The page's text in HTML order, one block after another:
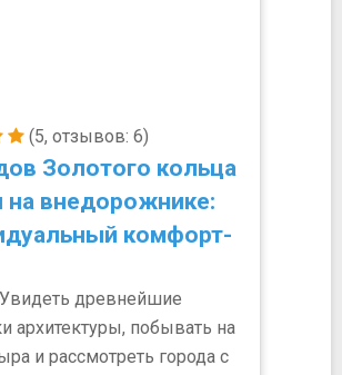
(5, отзывов: 6)
Золотого кольца
на внедорожнике:
комфорт-
Увидеть древнейшие
архитектуры, побывать на
и рассмотреть города с